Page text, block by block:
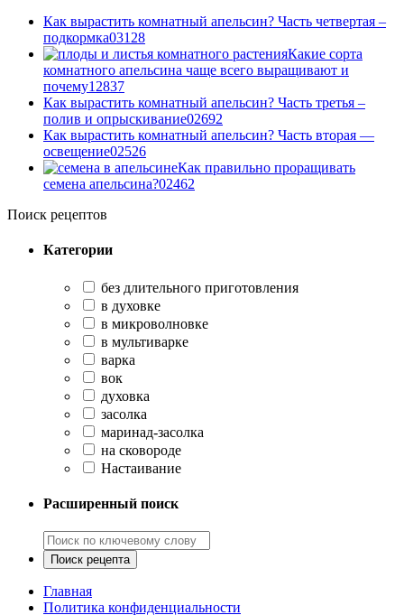
Как вырастить комнатный апельсин? Часть четвертая –
подкормка03128
Какие сорта
комнатного апельсина чаще всего выращивают и
почему1 2837
Как вырастить комнатный апельсин? Часть третья –
полив и опрыскивание02692
Как вырастить комнатный апельсин? Часть вторая —
освещение02526
Как правильно проращивать
семена апельсина?02462
Поиск рецептов
Категории
без длительного приготовления
в духовке
в микроволновке
в мультиварке
варка
вок
духовка
засолка
маринад-засолка
на сковороде
Настаивание
Расширенный поиск
Главная
Политика конфиденциальности